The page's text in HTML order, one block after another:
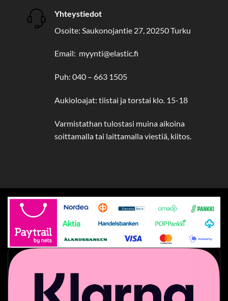
Yhteystiedot
Osoite: Saukonojantie 27, 20250 Turku
Email: myynti@elastic.fi
Puh: 040 – 663 1505
Aukioloajat: tiistai ja torstai klo. 15-18
Varmistathan tulostasi muina aikoina
soittamalla tai laittamalla viestiä, kiitos.